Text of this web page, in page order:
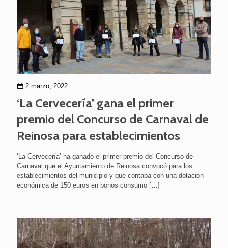
2 marzo, 2022
‘La Cervecería’ gana el primer
premio del Concurso de Carnaval de
Reinosa para establecimientos
‘La Cervecería’ ha ganado el primer premio del Concurso de
Carnaval que el Ayuntamiento de Reinosa convocó para los
establecimientos del municipio y que contaba con una dotación
económica de 150 euros en bonos consumo […]